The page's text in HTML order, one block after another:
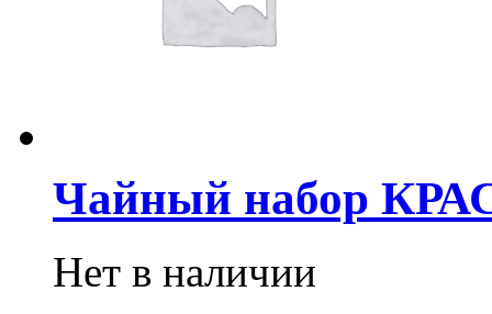
Чайный набор
Нет в наличии